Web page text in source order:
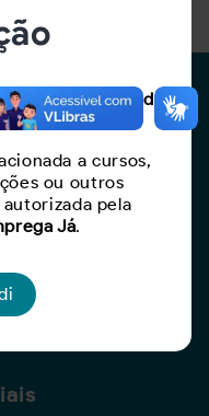
serviços oferecidos
gratuitos.
a cursos,
ou outros
pela
Já.